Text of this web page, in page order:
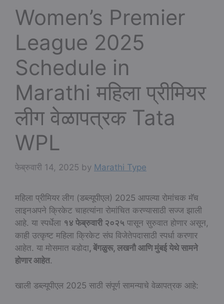
Women’s Premier
League 2025
Schedule in
Marathi महिला प्रीमियर
लीग वेळापत्रक Tata
WPL
फेब्रुवारी 14, 2025 by Marathi Type
महिला प्रीमियर लीग (डब्ल्यूपीएल) 2025 आपल्या रोमांचक मॅच
लाइनअपने क्रिकेट चाहत्यांना रोमांचित करण्यासाठी सज्ज झाली
आहे. या स्पर्धेला १४ फेब्रुवारी २०२५ पासून सुरुवात होणार असून,
काही उत्कृष्ट महिला क्रिकेट संघ विजेतेपदासाठी स्पर्धा करणार
आहेत. या मोसमात बडोदा, बेंगळुरू, लखनौ आणि मुंबई येथे सामने
होणार आहेत.
खाली डब्ल्यूपीएल 2025 साठी संपूर्ण सामन्याचे वेळापत्रक आहे: